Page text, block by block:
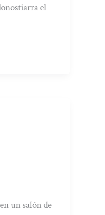
el
un salón de